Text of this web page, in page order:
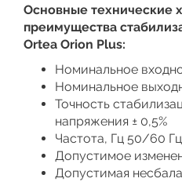
Основные технические
преимущества
Ortea Orion Plus:
Номинальное
Номинальное
Точность
напряжения ± 0,5%
Частота, Гц 50/60 Гц
Допустимое
Допустимая